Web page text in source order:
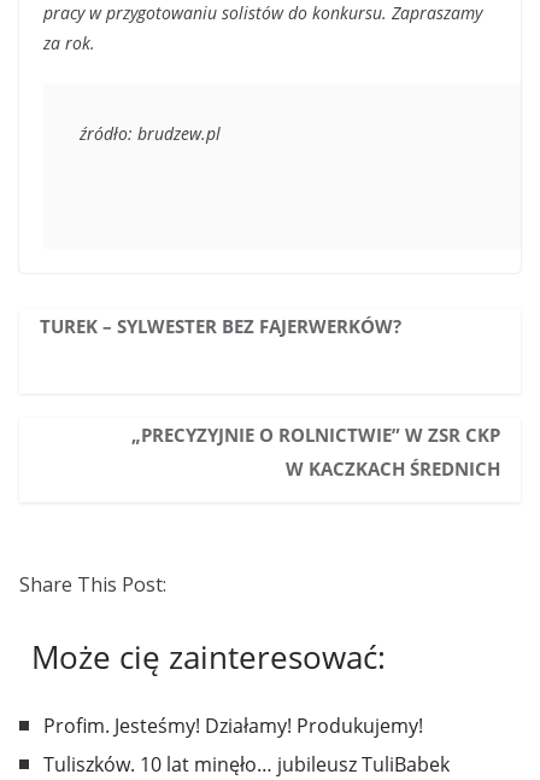
pracy w przygotowaniu solistów do konkursu. Zapraszamy
za rok.
źródło: brudzew.pl
TUREK – SYLWESTER BEZ FAJERWERKÓW?
„PRECYZYJNIE O ROLNICTWIE” W ZSR CKP
W KACZKACH ŚREDNICH
Share This Post:
Może cię zainteresować:
Profim. Jesteśmy! Działamy! Produkujemy!
Tuliszków. 10 lat minęło… jubileusz TuliBabek